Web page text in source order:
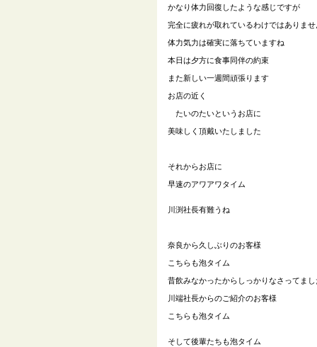
かなり体力回復したような感じですが
完全に疲れが取れているわけではありま
体力気力は確実に落ちていますね
本日は夕方に食事同伴の約束
また新しい一週間頑張ります
お店の近く
たいのたいというお店に
美味しく頂戴いたしました
それからお店に
早速のアワアワタイム
川渕社長有難うね
奈良から久しぶりのお客様
こちらも泡タイム
昔飲みなかったからしっかりなさってま
川端社長からのご紹介のお客様
こちらも泡タイム
そして後輩たちも泡タイム